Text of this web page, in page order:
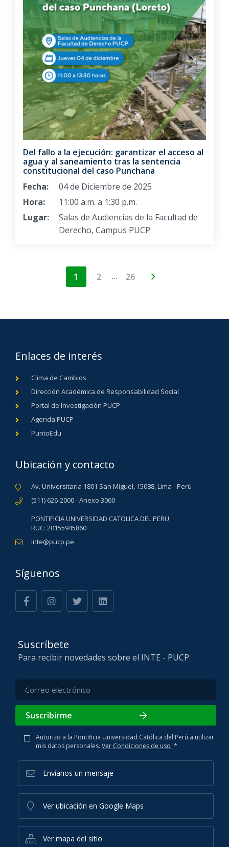
Del fallo a la ejecución: garantizar el acceso al
agua y al saneamiento tras la sentencia
constitucional del caso Punchana
Fecha:
04 de Diciembre de 2025
Hora:
11:00 a.m. a 1:30 p.m.
Lugar:
Salas de Audiencias de la Facultad de
Derecho, Campus PUCP
1 2 … 26
Enlaces de interés
Clima de Cambios
Dirección Académica de Responsabilidad Social
Portal de Investigación PUCP
Agenda PUCP
PuntoEdu
Ubicación y contacto
Av. Universitaria 1801 San Miguel, 15088, Lima - Perú
(511) 626-2000 - Anexo 3060
PONTIFICIA UNIVERSIDAD CATOLICA DEL PERU
RUC: 20155945860
inte@pucp.pe
Síguenos
Suscríbete
Para recibir novedades sobre el INTE - PUCP
Suscribirme
Autorizo a la Pontificia Universidad Católica del Perú a utilizar
mis datos personales. Ver Condiciones de uso *
Envíanos un mensaje
Ver ubicación en Google Maps
Ver mapa del sitio